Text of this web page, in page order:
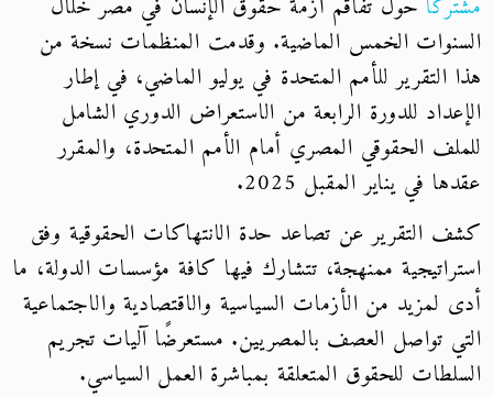
مشتركًا حول تفاقم أزمة حقوق الإنسان في مصر خلال
السنوات الخمس الماضية. وقدمت المنظمات نسخة من
هذا التقرير للأمم المتحدة في يوليو الماضي، في إطار
الإعداد للدورة الرابعة من الاستعراض الدوري الشامل
للملف الحقوقي المصري أمام الأمم المتحدة، والمقرر
عقدها في يناير المقبل 2025.
كشف التقرير عن تصاعد حدة الانتهاكات الحقوقية وفق
استراتيجية ممنهجة، تتشارك فيها كافة مؤسسات الدولة، ما
أدى لمزيد من الأزمات السياسية والاقتصادية والاجتماعية
التي تواصل العصف بالمصريين. مستعرضًا آليات تجريم
السلطات للحقوق المتعلقة بمباشرة العمل السياسي.